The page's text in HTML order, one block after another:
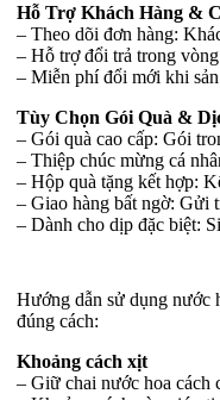
Hỗ Trợ Khách Hàng &
– Theo dõi đơn hàng:
– Hỗ trợ đổi trả trong
– Miễn phí đổi mới khi
Tùy Chọn Gói Quà &
– Gói quà cao cấp: Gói
– Thiệp chúc mừng cá
– Hộp quà tặng kết hợp:
– Giao hàng bất ngờ: Gửi
– Dành cho dịp đặc biệt:
Hướng dẫn sử dụng nước
đúng cách:
Khoảng cách xịt
– Giữ chai nước hoa cách